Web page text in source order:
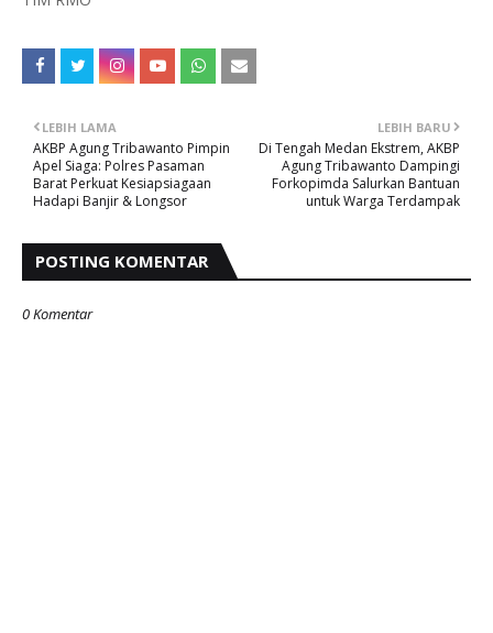
LEBIH BARU
Di Tengah Medan Ekstrem, AKBP
Agung Tribawanto Dampingi
Forkopimda Salurkan Bantuan
untuk Warga Terdampak
LEBIH LAMA
AKBP Agung Tribawanto Pimpin
Apel Siaga: Polres Pasaman
Barat Perkuat Kesiapsiagaan
Hadapi Banjir & Longsor
POSTING KOMENTAR
0 Komentar